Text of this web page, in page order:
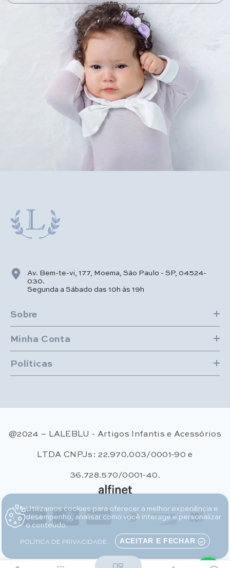
Av. Bem-te-vi, 177, Moema, São Paulo - SP, 04524-
030.
Segunda a Sábado das 10h às 19h
Sobre
Minha Conta
Políticas
@2024 – LALEBLU - Artigos Infantis e Acessórios
LTDA CNPJs: 22.970.003/0001-90 e
36.728.570/0001-40.
Métodos de pagamento
Utilizamos cookies para oferecer a melhor experiência e
desempenho, analisar como você interage e personalizar
o conteúdo.
POLÍTICA DE PRIVACIDADE ACEITAR E FECHAR